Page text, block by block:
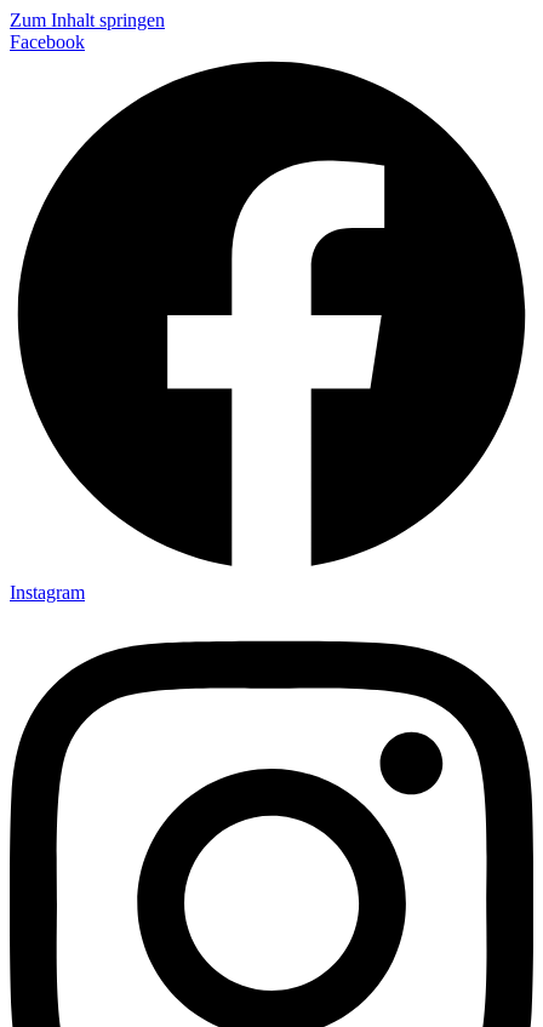
Zum Inhalt springen
Facebook
Instagram